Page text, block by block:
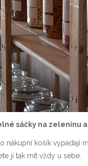
sáčky na zeleninu
nákupní košík vypadají
jí tak mít vždy u sebe.